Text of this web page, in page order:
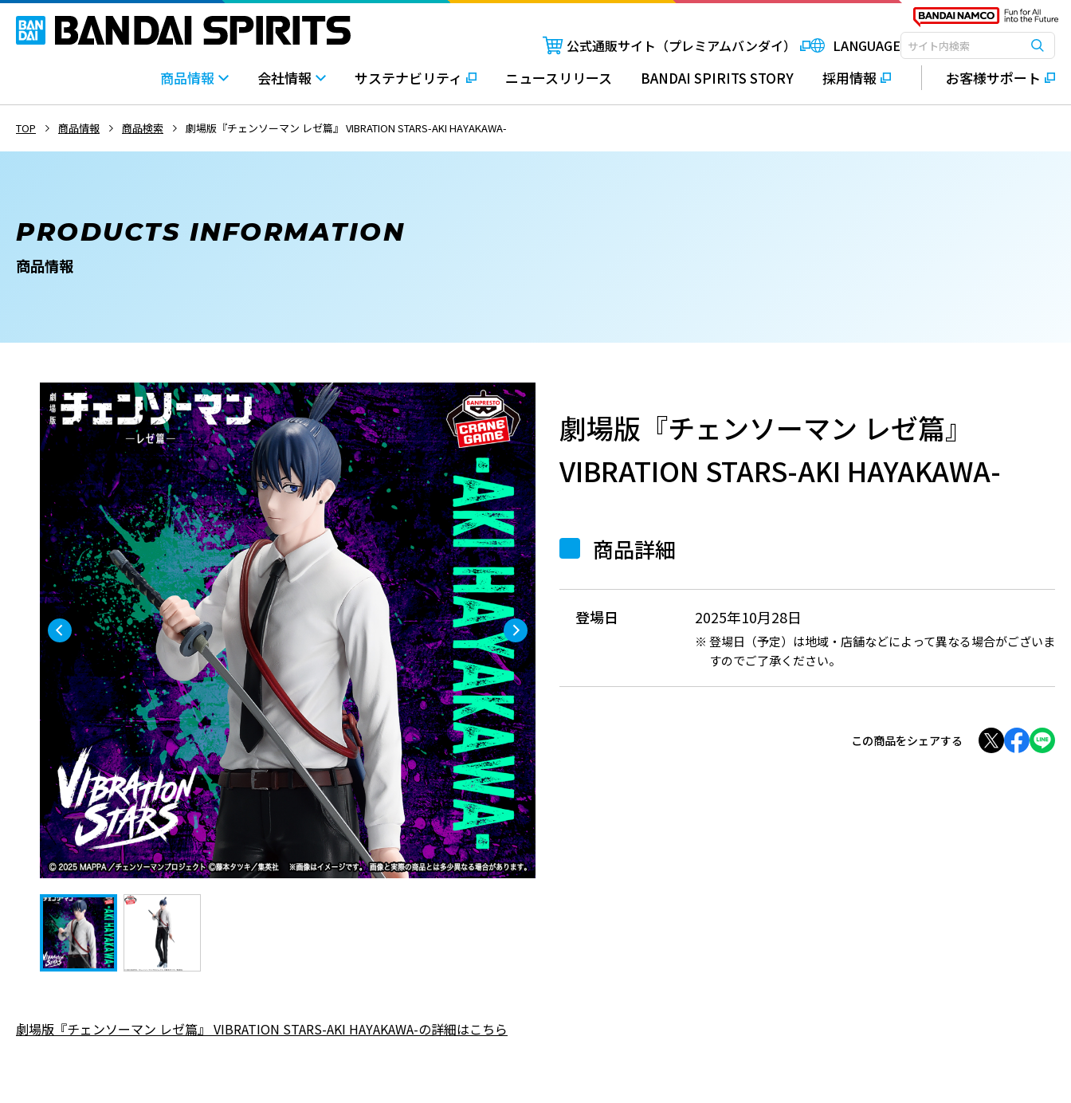
公式通販サイト（プレミアムバンダイ） LANGUAGE検索キーワード入力 検索
商品情報 会社情報 サステナビリティ ニュースリリース BANDAI SPIRITS STORY 採用情報 お客様サポート
TOP 商品情報 商品検索 劇場版『チェンソーマン レゼ篇』 VIBRATION STARS-AKI HAYAKAWA-
PRODUCTS INFORMATION
商品情報
劇場版『チェンソーマン レゼ篇』
VIBRATION STARS-AKI HAYAKAWA-
商品詳細
登場日 2025年10月28日
登場日（予定）は地域・店舗などによって異なる場合がございま
すのでご了承ください。
この商品をシェアする
劇場版『チェンソーマン レゼ篇』 VIBRATION STARS-AKI HAYAKAWA-の詳細はこちら